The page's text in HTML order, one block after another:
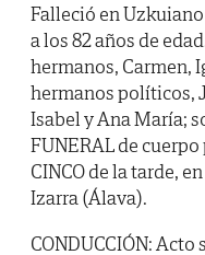
Falleció en
a los 82 años de
hermanos, Carmen,
hermanos políticos,
Isabel y Ana María;
FUNERAL de cuerpo
CINCO de la tarde,
Izarra (Álava).
CONDUCCIÓN: